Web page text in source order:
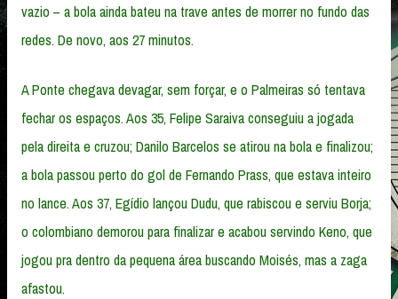
vazio – a bola ainda bateu na trave antes de morrer no fundo das
redes. De novo, aos 27 minutos.
A Ponte chegava devagar, sem forçar, e o Palmeiras só tentava
fechar os espaços. Aos 35, Felipe Saraiva conseguiu a jogada
pela direita e cruzou; Danilo Barcelos se atirou na bola e finalizou;
a bola passou perto do gol de Fernando Prass, que estava inteiro
no lance. Aos 37, Egídio lançou Dudu, que rabiscou e serviu Borja;
o colombiano demorou para finalizar e acabou servindo Keno, que
jogou pra dentro da pequena área buscando Moisés, mas a zaga
afastou.